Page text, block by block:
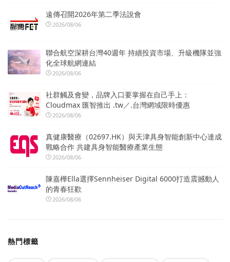
遠傳召開2026年第二季法說會
2026/08/06
聯合航空深耕台灣40週年 持續投資市場、升級機隊並強
化全球航網連結
2026/08/06
社群觸及會變，品牌入口要掌握在自己手上：
Cloudmax 匯智推出 .tw／.台灣網域限時優惠
2026/08/06
真健康醫療（02697.HK）與天津具身智能創新中心達成
戰略合作 共建具身智能醫療產業生態
2026/08/06
陳嘉樺Ella選擇Sennheiser Digital 6000打造震撼動人
的青春狂歡
2026/08/06
熱門標籤